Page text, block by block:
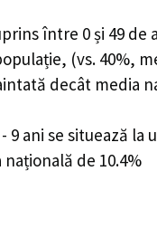
între 0 și 49
(vs. 40%,
decât media
ani se situează
de 10.4%